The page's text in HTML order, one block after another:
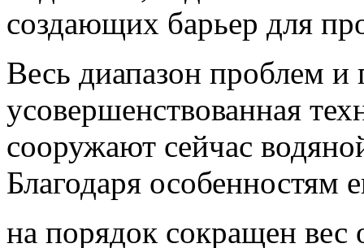
создающих барьер для
Весь диапазон проблем и
усовершенствованная
сооружают сейчас
Благодаря особенностям
на порядок сокращен вес